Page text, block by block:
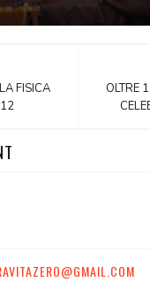
OLTRE
FISICA